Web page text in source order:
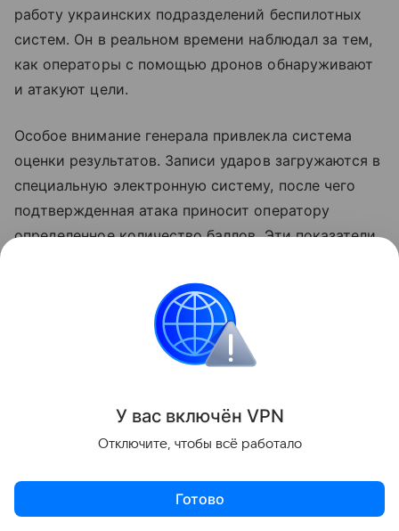
работу украинских подразделений беспилотных
систем. Он в реальном времени наблюдал за тем,
как операторы с помощью дронов обнаруживают
и атакуют цели.
Особое внимание генерала привлекла система
оценки результатов. Записи ударов загружаются в
специальную электронную систему, после чего
подтвержденная атака приносит оператору
определенное количество баллов. Эти показатели
Накопленные баллы затем можно обменять на
новые беспилотники. По словам Найтона, такой
подход оставил у него тяжелые впечатления. Он
подобную «геймификацию убийства» как
Система E-bal используется на Украине с 2025
года. Количество начисляемых баллов зависит от
У вас включён VPN
Отключите, чтобы всё работало
Готово